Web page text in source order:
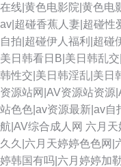
在线|黄色电影院|黄色电
av|超碰香蕉人妻|超碰性
自拍|超碰伊人福利|超碰
美日韩看日B|美日韩乱
韩性交|美日韩淫乱|美日
资源站网|AV资源站资源
站色色|av资源最新|av自
航|AV综合成人网 六月
久久|六月天婷婷色色网|
婷韩国有吗|六月婷婷加